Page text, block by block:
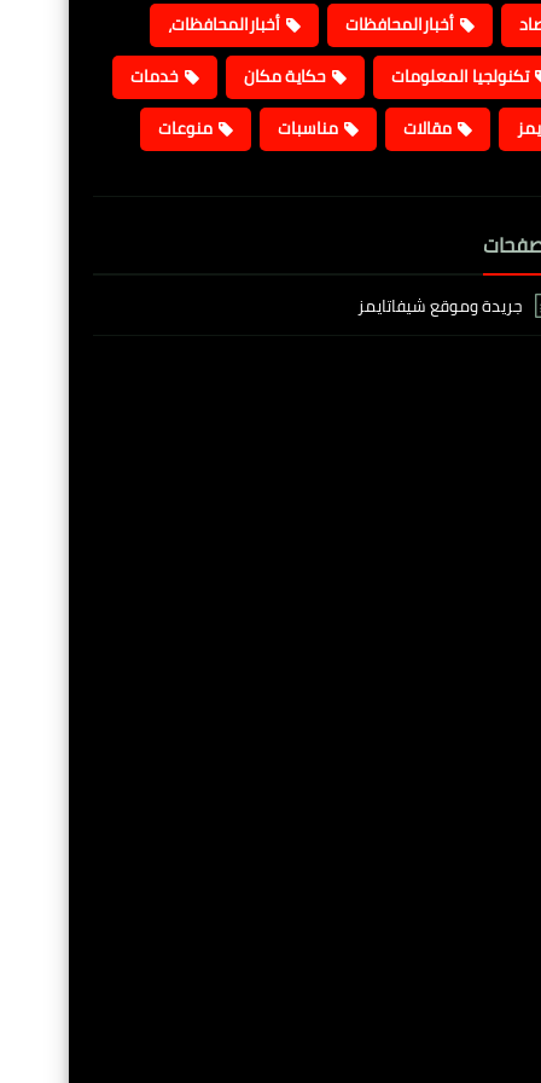
أخبارالمحافظات
أخبارالمحافظات،
تكنولجيا المعلومات
حكاية مكان
خدمات
مقالات مناسبات منوعات
جريدة وموقع شيفاتايمز